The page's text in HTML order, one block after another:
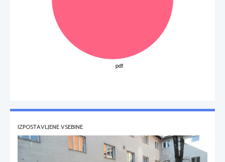
IZPOSTAVLJENE VSEBINE